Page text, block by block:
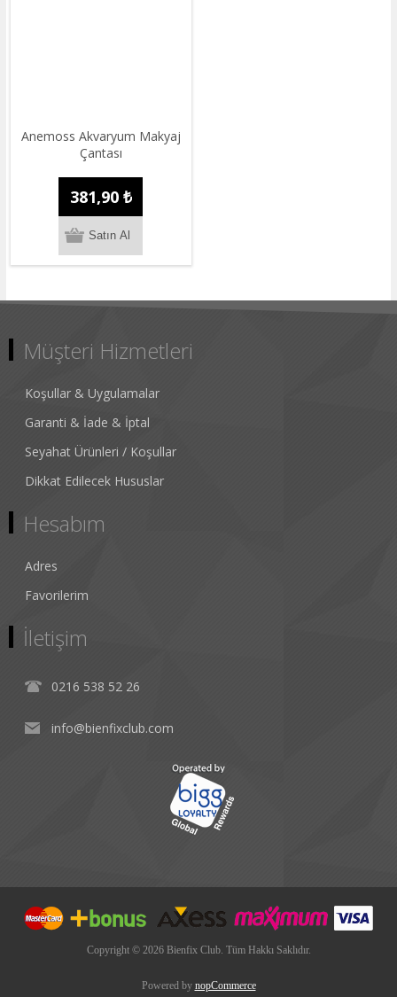
Anemoss Akvaryum Makyaj
Çantası
381,90 ₺
Müşteri Hizmetleri
Koşullar & Uygulamalar
Garanti & İade & İptal
Seyahat Ürünleri / Koşullar
Dikkat Edilecek Hususlar
Hesabım
Adres
Favorilerim
İletişim
0216 538 52 26
info@bienfixclub.com
Copyright © 2026 Bienfix Club. Tüm Hakkı Saklıdır.
Powered by nopCommerce